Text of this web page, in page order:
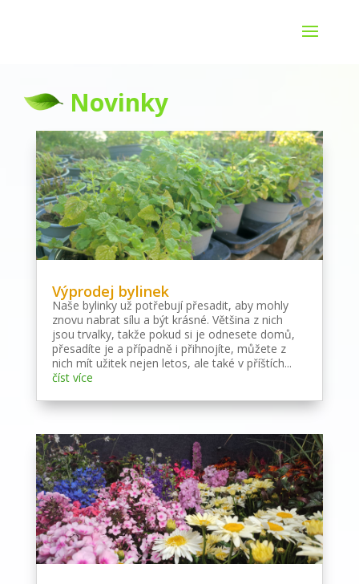
Novinky
Výprodej bylinek
Naše bylinky už potřebují přesadit, aby mohly
znovu nabrat sílu a být krásné. Většina z nich
jsou trvalky, takže pokud si je odnesete domů,
přesadíte je a případně i přihnojíte, můžete z
nich mít užitek nejen letos, ale také v příštích...
číst více